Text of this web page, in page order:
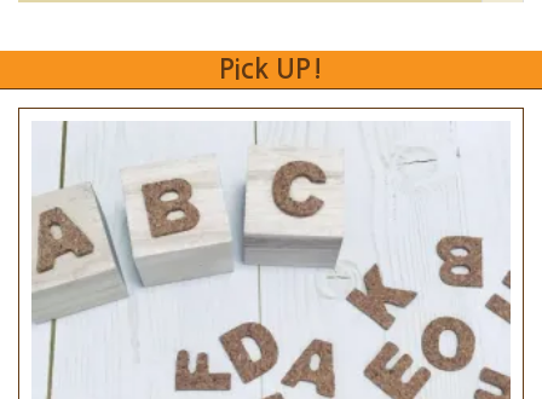
Pick UP!